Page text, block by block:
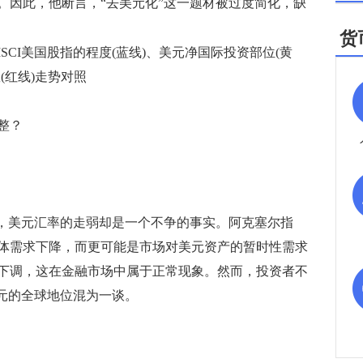
因此，他断言，“去美元化”这一题材被过度简化，缺
美国股指的程度(蓝线)、美元净国际投资部位(黄
线)走势对照
？
元汇率的走弱却是一个不争的事实。阿克塞尔指
需求下降，而更可能是市场对美元资产的暂时性需求
调，这在金融市场中属于正常现象。然而，投资者不
全球地位混为一谈。
货